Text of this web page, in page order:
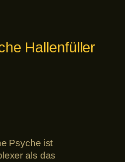
Hallenfüller
Psyche ist
als das